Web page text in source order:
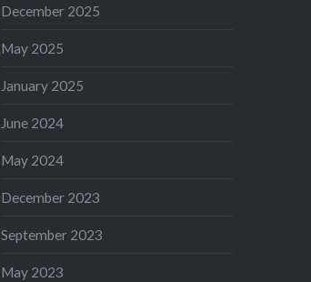
December 2025
May 2025
January 2025
June 2024
May 2024
December 2023
September 2023
May 2023